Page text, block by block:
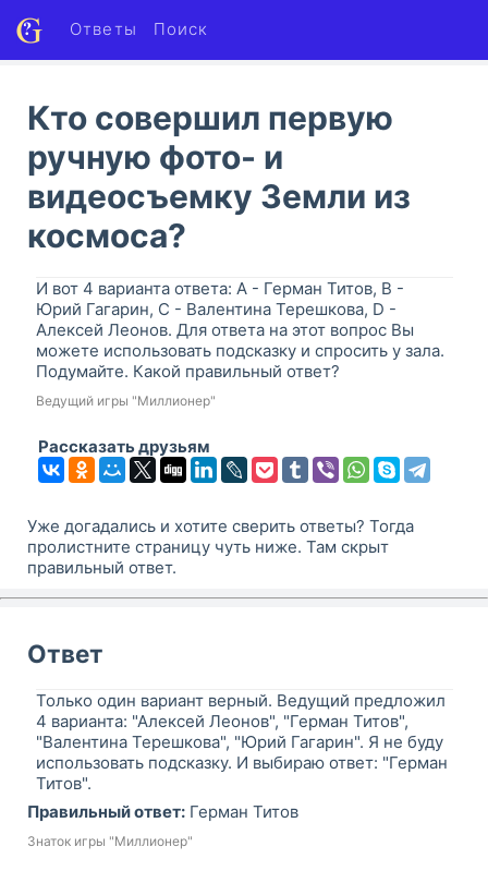
Ответы Поиск
Кто совершил первую
ручную фото- и
видеосъемку Земли из
космоса?
И вот 4 варианта ответа: A - Герман Титов, B -
Юрий Гагарин, C - Валентина Терешкова, D -
Алексей Леонов. Для ответа на этот вопрос Вы
можете использовать подсказку и спросить у зала.
Подумайте. Какой правильный ответ?
Ведущий игры "Миллионер"
Рассказать друзьям
Уже догадались и хотите сверить ответы? Тогда
пролистните страницу чуть ниже. Там скрыт
правильный ответ.
Ответ
Только один вариант верный. Ведущий предложил
4 варианта: "Алексей Леонов", "Герман Титов",
"Валентина Терешкова", "Юрий Гагарин". Я не буду
использовать подсказку. И выбираю ответ: "Герман
Титов".
Правильный ответ: Герман Титов
Знаток игры "Миллионер"